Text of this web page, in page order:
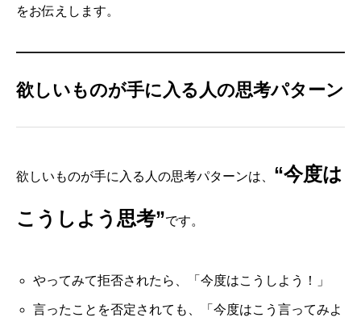
をお伝えします。
欲しいものが手に入る人の思考パターン
欲しいものが手に入る人の思考パターンは、 “今度は
こうしよう思考”です。
やってみて拒否されたら、「今度はこうしよう！」
言ったことを否定されても、「今度はこう言ってみよ